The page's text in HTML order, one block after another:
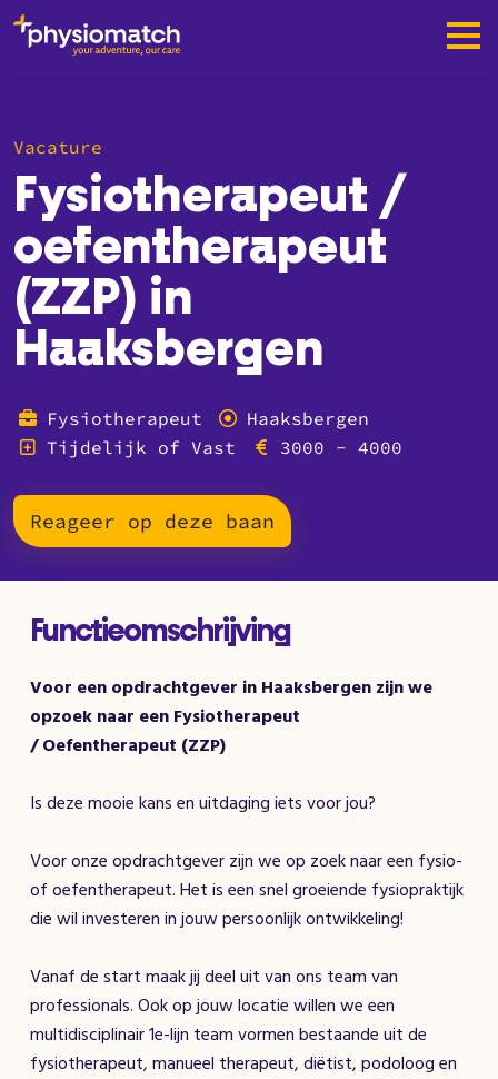
Vacature
Fysiotherapeut /
oefentherapeut
(ZZP) in
Haaksbergen
Fysiotherapeut
Haaksbergen
Tijdelijk of Vast
3000 - 4000
Reageer op deze baan
Functieomschrijving
Voor een opdrachtgever in Haaksbergen zijn we
opzoek naar een Fysiotherapeut
/ Oefentherapeut (ZZP)
Is deze mooie kans en uitdaging iets voor jou?
Voor onze opdrachtgever zijn we op zoek naar een fysio-
of oefentherapeut. Het is een snel groeiende fysiopraktijk
die wil investeren in jouw persoonlijk ontwikkeling!
Vanaf de start maak jij deel uit van ons team van
professionals. Ook op jouw locatie willen we een
multidisciplinair 1e-lijn team vormen bestaande uit de
fysiotherapeut, manueel therapeut, diëtist, podoloog en